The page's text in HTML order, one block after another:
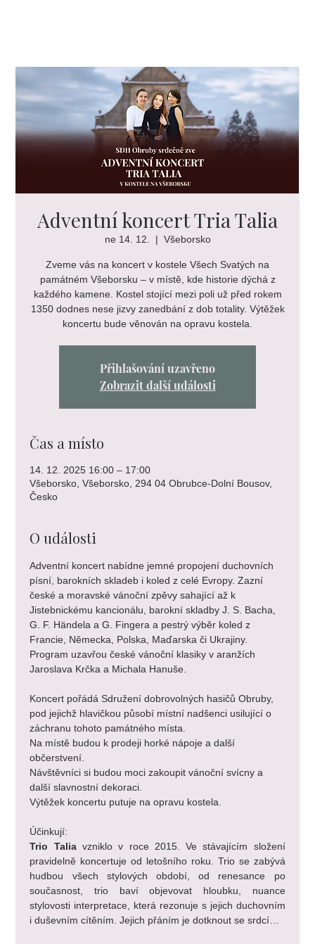
Adventní koncert Tria Talia
ne 14. 12.
  |
Všeborsko
Zveme vás na koncert v kostele Všech Svatých na
památném Všeborsku – v místě, kde historie dýchá z
každého kamene. Kostel stojící mezi poli už před rokem
1350 dodnes nese jizvy zanedbání z dob totality. Výtěžek
koncertu bude věnován na opravu kostela.
Přihlašování uzavřeno
Zobrazit další události
Čas a místo
14. 12. 2025 16:00 – 17:00
Všeborsko, Všeborsko, 294 04 Obrubce-Dolní Bousov,
Česko
O události
Adventní koncert nabídne jemné propojení duchovních
písní, barokních skladeb i koled z celé Evropy. Zazní
české a moravské vánoční zpěvy sahající až k
Jistebnickému kancionálu, barokní skladby J. S. Bacha,
G. F. Händela a G. Fingera a pestrý výběr koled z
Francie, Německa, Polska, Maďarska či Ukrajiny.
Program uzavřou české vánoční klasiky v aranžích
Jaroslava Krčka a Michala Hanuše.
Koncert pořádá Sdružení dobrovolných hasičů Obruby,
pod jejichž hlavičkou působí místní nadšenci usilující o
záchranu tohoto památného místa.
Na místě budou k prodeji horké nápoje a další
občerstvení.
Návštěvníci si budou moci zakoupit vánoční svícny a
další slavnostní dekoraci.
Výtěžek koncertu putuje na opravu kostela.
Účinkují:
Trio Talia vzniklo v roce 2015. Ve stávajícím složení
pravidelně koncertuje od letošního roku. Trio se zabývá
hudbou všech stylových období, od renesance po
současnost, trio baví objevovat hloubku, nuance
stylovosti interpretace, která rezonuje s jejich duchovním
i duševním cítěním. Jejich přáním je dotknout se srdcí…